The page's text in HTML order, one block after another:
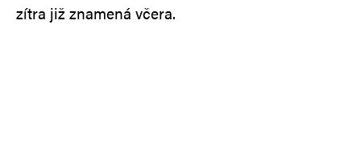
zítra již znamená včera.